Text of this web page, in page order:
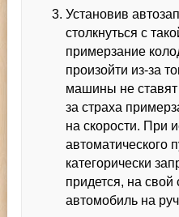
Установив
столкнуться с
примерзание
произойти из-за
машины не ставят
за страха
на скорости. При
автоматического
категорически
придется, на свой
автомобиль на